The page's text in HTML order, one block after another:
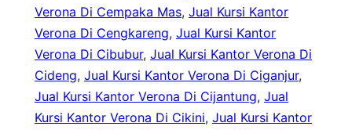
Verona Di Cempaka Mas, Jual Kursi Kantor
Verona Di Cengkareng, Jual Kursi Kantor
Verona Di Cibubur, Jual Kursi Kantor Verona Di
Cideng, Jual Kursi Kantor Verona Di Ciganjur
Jual Kursi Kantor Verona Di Cijantung, Jual
Kursi Kantor Verona Di Cikini, Jual Kursi Kantor